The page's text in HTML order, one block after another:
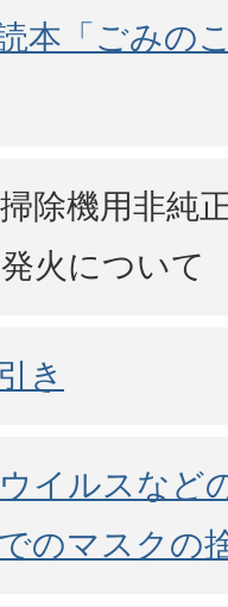
本「ごみの
除機用非純
火について
き
イルスなど
のマスクの